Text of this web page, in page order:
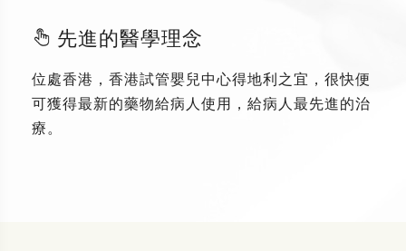
先進的醫學理念
位處香港，香港試管嬰兒中心得地利之宜，很快便
可獲得最新的藥物給病人使用，給病人最先進的治
療。